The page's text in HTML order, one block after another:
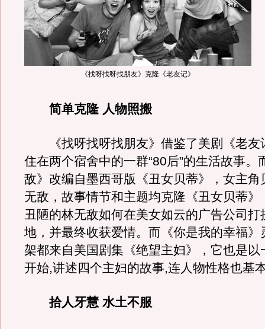
《找呀找呀找朋友》克隆《老友记》
简单克隆 人物照搬
《找呀找呀找朋友》借鉴了美剧《老友
住在两个宿舍中的一群“80后”的生活故事。
敌》改编自墨西哥版《丑女贝蒂》，女主角
无敌，故事情节和主题均克隆《丑女贝蒂》
丑陋的林无敌如何在美女如云的广告公司打
地，并最终收获爱情。而《你是我的幸福》
架都来自美国剧集《绝望主妇》，它也是以
开始,讲述四个主妇的故事,连人物性格也基
拾人牙慧 水土不服